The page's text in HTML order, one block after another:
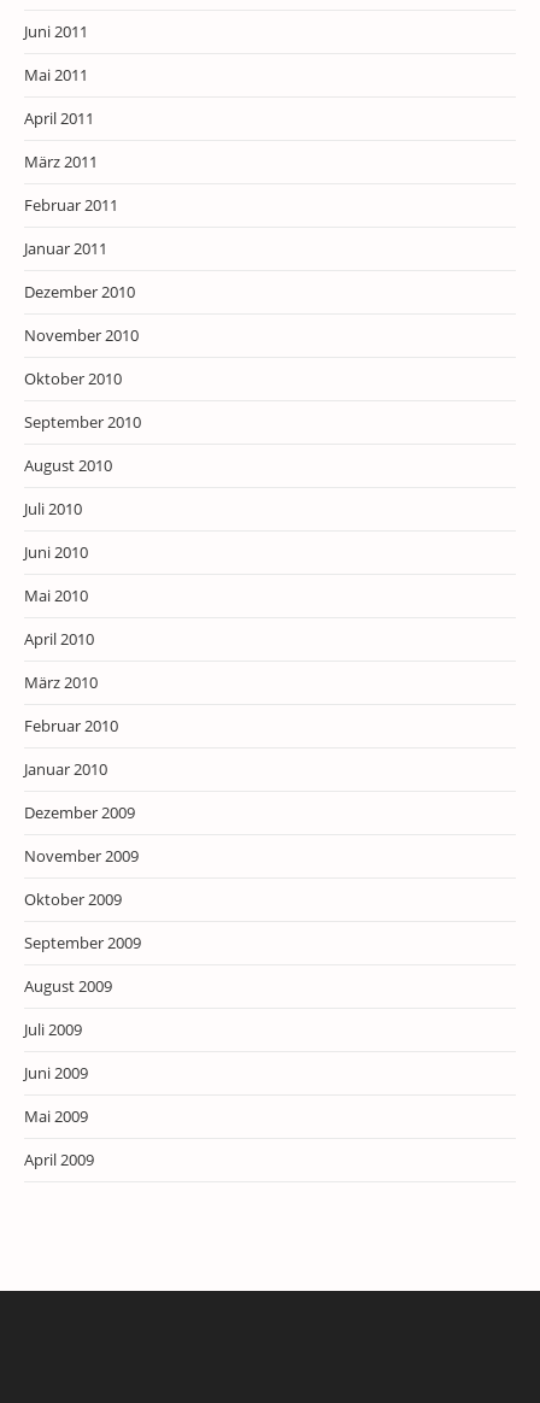
Juni 2011
Mai 2011
April 2011
März 2011
Februar 2011
Januar 2011
Dezember 2010
November 2010
Oktober 2010
September 2010
August 2010
Juli 2010
Juni 2010
Mai 2010
April 2010
März 2010
Februar 2010
Januar 2010
Dezember 2009
November 2009
Oktober 2009
September 2009
August 2009
Juli 2009
Juni 2009
Mai 2009
April 2009